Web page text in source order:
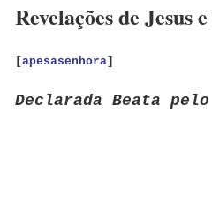
Revelações de Jesus
[apesasenhora]
Declarada Beata pelo